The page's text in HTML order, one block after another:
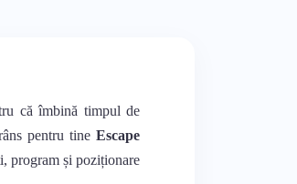
că îmbină timpul de
pentru tine Escape
program și poziționare